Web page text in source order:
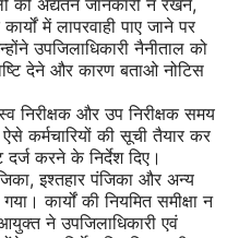
में लापरवाही पाए जाने पर
उपजिलाधिकारी नैनीताल को
देने और कारण बताओ नोटिस
निरीक्षक और उप निरीक्षक समय
कर्मचारियों की सूची तैयार कर
करने के निर्देश दिए।
इश्तहार पंजिका और अन्य
कार्यों की नियमित समीक्षा न
ने उपजिलाधिकारी एवं